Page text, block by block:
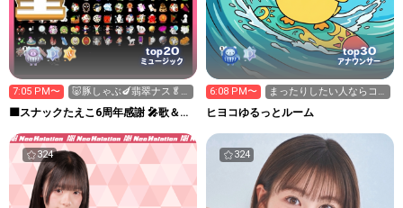
top20
ミュージック
7:05 PM〜
🐷豚しゃぶ🍆翡翠ナス🥬
🥦︎🍅温野菜
🟪スナックたえこ6周年感謝 🎤歌＆ウ
top30
アナウンサー
6:08 PM〜
まったりしたい人ならコ
ーコ❣️
ヒヨコゆるっとルーム
324 324